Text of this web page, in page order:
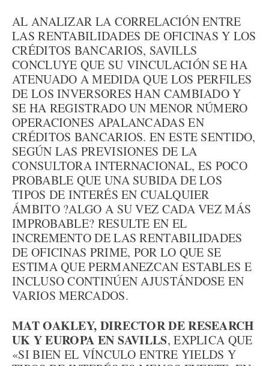
AL ANALIZAR LA CORRELACIÓN ENTRE
LAS RENTABILIDADES DE OFICINAS Y LOS
CRÉDITOS BANCARIOS, SAVILLS
CONCLUYE QUE SU VINCULACIÓN SE HA
ATENUADO A MEDIDA QUE LOS PERFILES
DE LOS INVERSORES HAN CAMBIADO Y
SE HA REGISTRADO UN MENOR NÚMERO
OPERACIONES APALANCADAS EN
CRÉDITOS BANCARIOS. EN ESTE SENTIDO,
SEGÚN LAS PREVISIONES DE LA
CONSULTORA INTERNACIONAL, ES POCO
PROBABLE QUE UNA SUBIDA DE LOS
TIPOS DE INTERÉS EN CUALQUIER
ÁMBITO ?ALGO A SU VEZ CADA VEZ MÁS
IMPROBABLE? RESULTE EN EL
INCREMENTO DE LAS RENTABILIDADES
DE OFICINAS PRIME, POR LO QUE SE
ESTIMA QUE PERMANEZCAN ESTABLES E
INCLUSO CONTINÚEN AJUSTÁNDOSE EN
VARIOS MERCADOS.
MAT OAKLEY, DIRECTOR DE RESEARCH
UK Y EUROPA EN SAVILLS, EXPLICA QUE
«SI BIEN EL VÍNCULO ENTRE YIELDS Y